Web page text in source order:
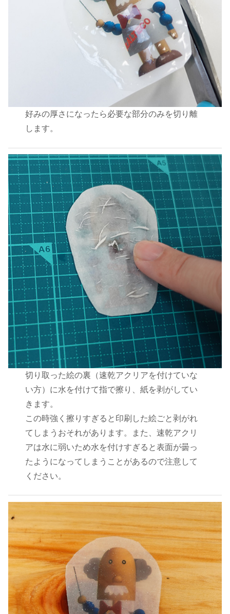
好みの厚さになったら必要な部分のみを切り離
します。
切り取った絵の裏（速乾アクリアを付けていな
い方）に水を付けて指で擦り、紙を剥がしてい
きます。
この時強く擦りすぎると印刷した絵ごと剥がれ
てしまうおそれがあります。また、速乾アクリ
アは水に弱いため水を付けすぎると表面が曇っ
たようになってしまうことがあるので注意して
ください。